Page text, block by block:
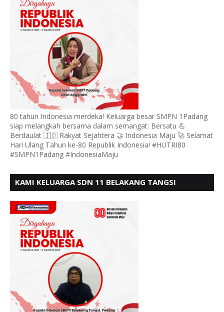
80 tahun Indonesia merdeka! Keluarga besar SMPN 1Padang
siap melangkah bersama dalam semangat: Bersatu 💪
Berdaulat 🇮🇩 Rakyat Sejahtera 🤝 Indonesia Maju 🚀 Selamat
Hari Ulang Tahun ke-80 Republik Indonesia! #HUTRI80
#SMPN1Padang #IndonesiaMaju
KAMI KELUARGA SDN 11 BELAKANG TANGSI